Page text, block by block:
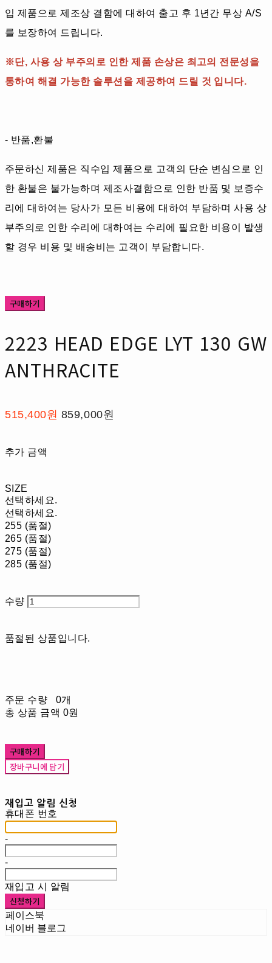
입 제품으로 제조상 결함에 대하여 출고 후 1년간 무상 A/S
를 보장하여 드립니다.
※단, 사용 상 부주의로 인한 제품 손상은 최고의 전문성을
통하여 해결 가능한 솔루션을 제공하여 드릴 것 입니다.
- 반품,환불
주문하신 제품은 직수입 제품으로 고객의 단순 변심으로 인
한 환불은 불가능하며 제조사결함으로 인한 반품 및 보증수
리에 대하여는 당사가 모든 비용에 대하여 부담하며 사용 상
부주의로 인한 수리에 대하여는 수리에 필요한 비용이 발생
할 경우 비용 및 배송비는 고객이 부담합니다.
구매하기
2223 HEAD EDGE LYT 130 GW
ANTHRACITE
515,400원 859,000원
추가 금액
SIZE
선택하세요.
선택하세요.
255 (품절)
265 (품절)
275 (품절)
285 (품절)
수량
품절된 상품입니다.
주문 수량
0개
총 상품 금액 0원
구매하기
장바구니에 담기
재입고 알림 신청
휴대폰 번호
-
-
재입고 시 알림
신청하기
페이스북
네이버 블로그